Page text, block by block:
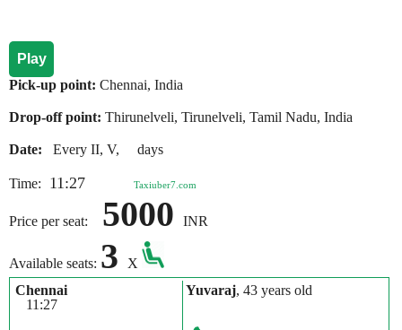
Play
Pick-up point: Chennai, India
Drop-off point: Thirunelveli, Tirunelveli, Tamil Nadu, India
Date: Every II, V, days
Time: 11:27 Taxiuber7.com
Price per seat: 5000 INR
Available seats: 3
X
Chennai
11:27
Yuvaraj, 43 years old